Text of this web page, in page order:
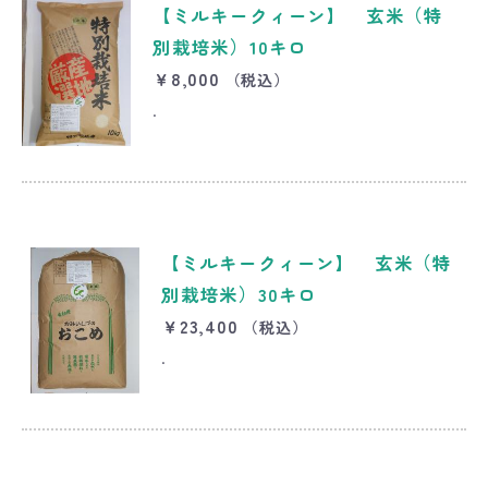
【ミルキークィーン】 玄米（特
別栽培米）10キロ
￥8,000
（税込）
.
【ミルキークィーン】 玄米（特
別栽培米）30キロ
￥23,400
（税込）
.